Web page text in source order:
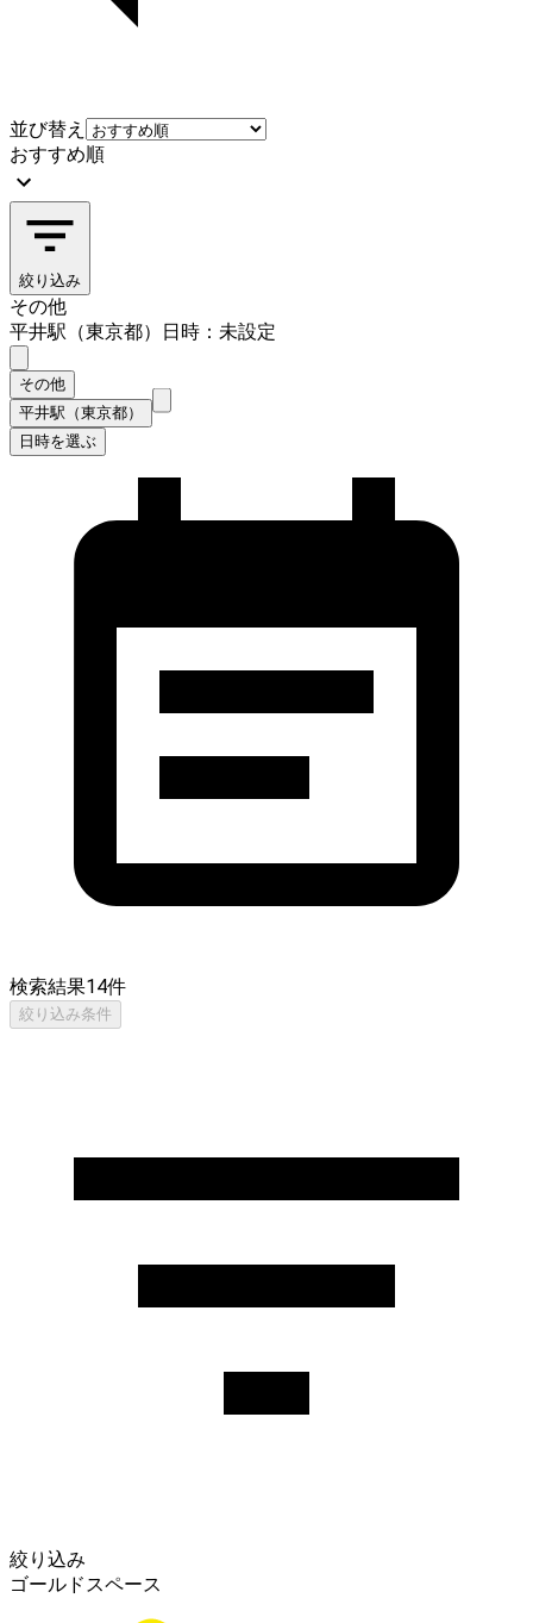
並び替え
おすすめ順
絞り込み
その他
平井駅（東京都）
日時：未設定
その他
平井駅（東京都）
日時を選ぶ
検索結果14件
絞り込み条件
絞り込み
ゴールドスペース